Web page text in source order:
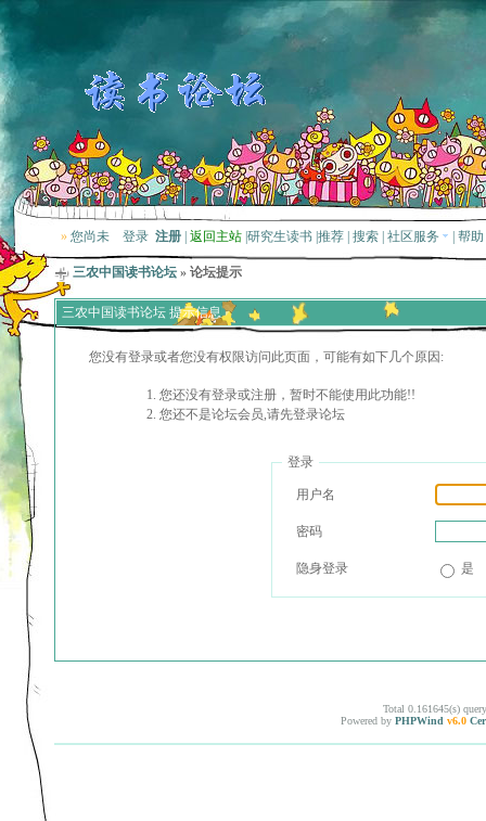
» 您尚未 登录 注册 返回主站 研究生读书 推荐 搜索 社区服务 帮助
三农中国读书论坛 » 论坛提示
三农中国读书论坛 提示信息
您没有登录或者您没有权限访问此页面，可能有如下几个原因:
您还没有登录或注册，暂时不能使用此功能!!
您还不是论坛会员,请先登录论坛
登录
用户名
密码
隐身登录 是
Total 0.161645(s)
Powered by PHPWind v6.0